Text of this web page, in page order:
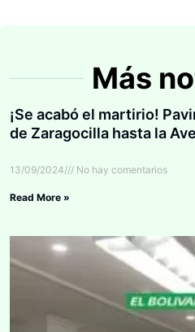
Más
¡Se acabó el martirio!
de Zaragocilla hasta la
13/09/2024 No hay comentarios
Read More »